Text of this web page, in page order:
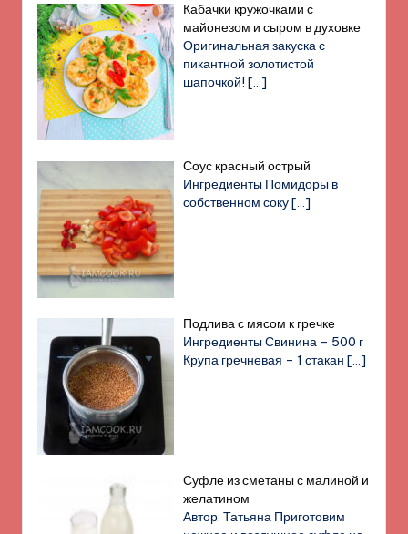
Кабачки кружочками с
майонезом и сыром в духовке
Оригинальная закуска с
пикантной золотистой
шапочкой![…]
Соус красный острый
Ингредиенты Помидоры в
собственном соку[…]
Подлива с мясом к гречке
Ингредиенты Свинина – 500 г
Крупа гречневая – 1 стакан[…]
Суфле из сметаны с малиной и
желатином
Автор: Татьяна Приготовим